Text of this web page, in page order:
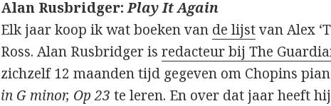
Alan Rusbridger:Play It Again
Elk jaar koop ik wat boeken van de lijstvan Alex
Ross. Alan Rusbridger isredacteur bij The
zichzelf 12 maanden tijd gegeven om Chopins
in G minor, Op 23 te leren. En over dat jaar heeft hij